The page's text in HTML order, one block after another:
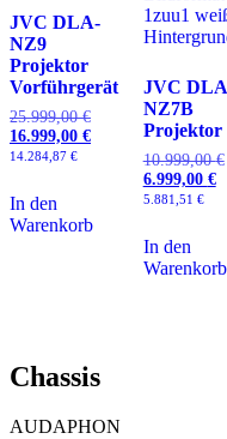
JVC DLA-
NZ9
Projektor
Vorführgerät
25.999,00€ Ursprünglicher
25.999,00 €
16.999,00 € Aktueller
16.999,00 €.
14.284,87 €
In den
Warenkorb
JVC
NZ7B
Projektor
10.999,00€
6.999,00 €
5.881,51 €
In den
Warenkorb
Chassis
AUDAPHON